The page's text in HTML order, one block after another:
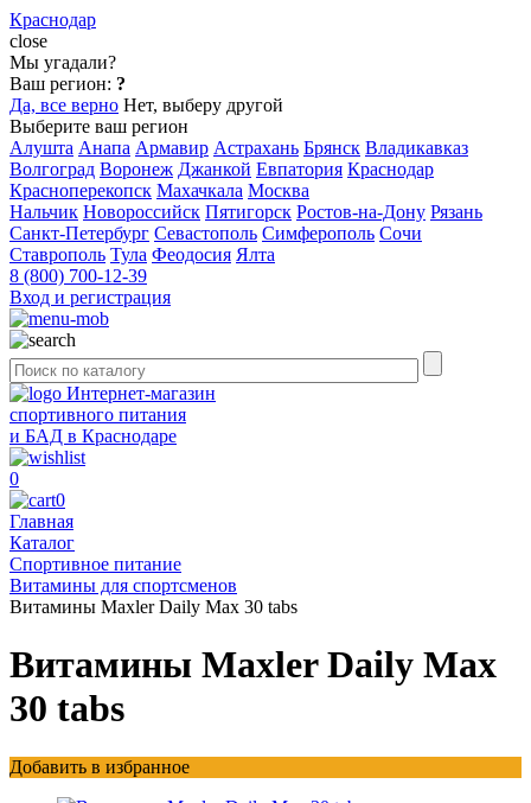
Краснодар
close
Мы угадали?
Ваш регион: ?
Да, все верно Нет, выберу другой
Выберите ваш регион
Алушта Анапа Армавир Астрахань Брянск Владикавказ
Волгоград Воронеж Джанкой Евпатория Краснодар
Красноперекопск Махачкала Москва
Нальчик Новороссийск Пятигорск Ростов-на-Дону Рязань
Санкт-Петербург Севастополь Симферополь Сочи
Ставрополь Тула Феодосия Ялта
8 (800) 700-12-39
Вход и регистрация
Интернет-магазин
спортивного питания
и БАД в Краснодаре
0
0
Главная
Каталог
Спортивное питание
Витамины для спортсменов
Витамины Maxler Daily Max 30 tabs
Витамины Maxler Daily Max
30 tabs
Добавить в избранное